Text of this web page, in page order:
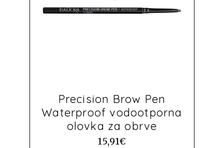
Precision Brow Pen
Waterproof vodootporna
olovka za obrve
15,91€